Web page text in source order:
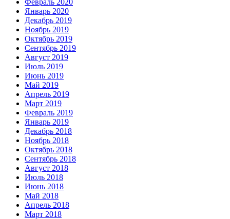
Февраль 2020
Январь 2020
Декабрь 2019
Ноябрь 2019
Октябрь 2019
Сентябрь 2019
Август 2019
Июль 2019
Июнь 2019
Май 2019
Апрель 2019
Март 2019
Февраль 2019
Январь 2019
Декабрь 2018
Ноябрь 2018
Октябрь 2018
Сентябрь 2018
Август 2018
Июль 2018
Июнь 2018
Май 2018
Апрель 2018
Март 2018